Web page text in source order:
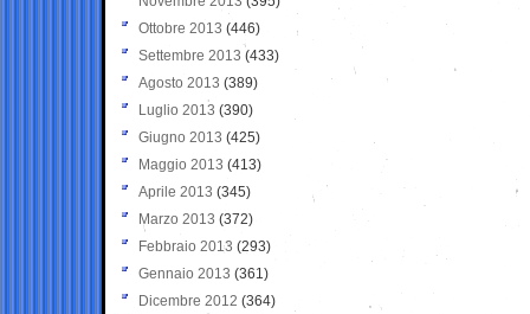
Ottobre 2013 (446)
Settembre 2013 (433)
Agosto 2013 (389)
Luglio 2013 (390)
Giugno 2013 (425)
Maggio 2013 (413)
Aprile 2013 (345)
Marzo 2013 (372)
Febbraio 2013 (293)
Gennaio 2013 (361)
Dicembre 2012 (364)